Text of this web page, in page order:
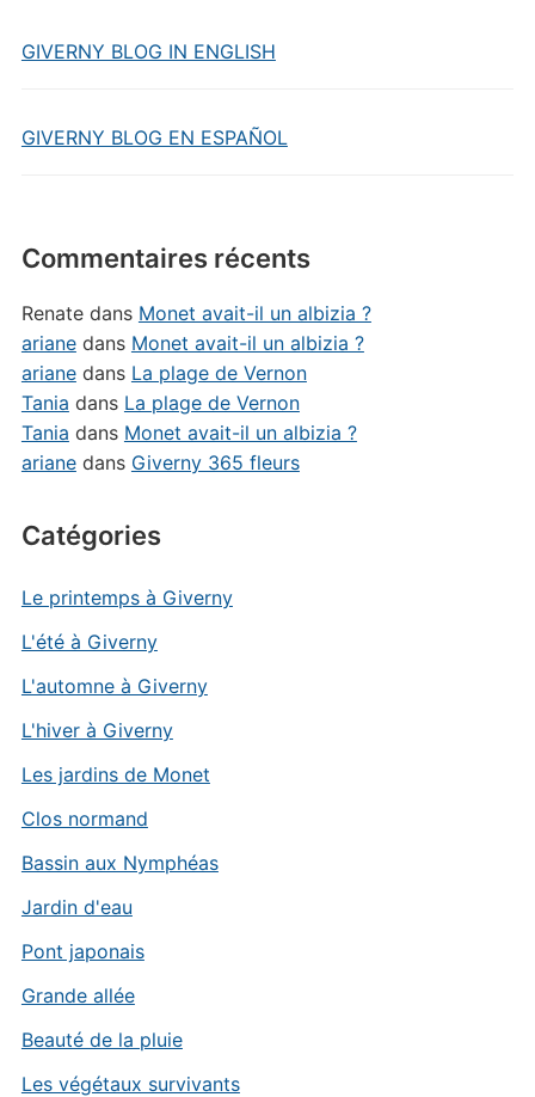
GIVERNY BLOG IN ENGLISH
GIVERNY BLOG EN ESPAÑOL
Commentaires récents
Renatedans Monet avait-il un albizia ?
arianedans Monet avait-il un albizia ?
arianedans La plage de Vernon
Tania dans La plage de Vernon
Tania dans Monet avait-il un albizia ?
arianedans Giverny 365 fleurs
Catégories
Le printemps à Giverny
L'été à Giverny
L'automne à Giverny
L'hiver à Giverny
Les jardins de Monet
Clos normand
Bassin aux Nymphéas
Jardin d'eau
Pont japonais
Grande allée
Beauté de la pluie
Les végétaux survivants